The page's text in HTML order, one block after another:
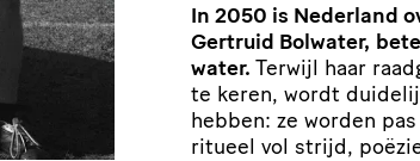
In 2050 is Nederland
Gertruid Bolwater,
water. Terwijl haar
te keren, wordt
hebben: ze worden
ritueel vol strijd,